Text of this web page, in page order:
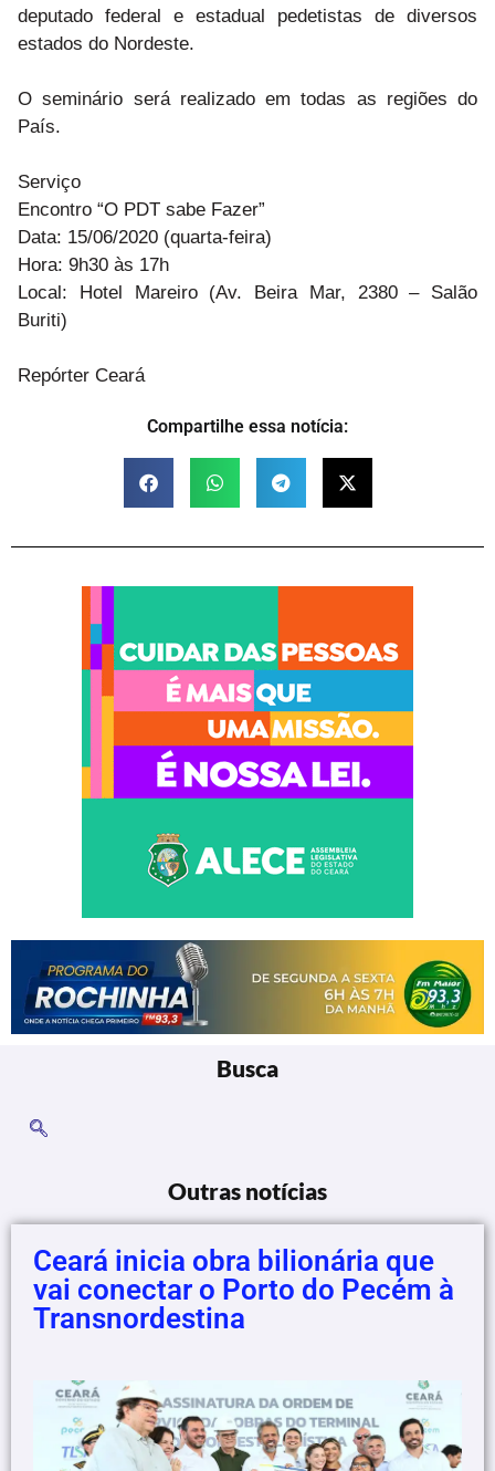
deputado federal e estadual pedetistas de diversos
estados do Nordeste.
O seminário será realizado em todas as regiões do
País.
Serviço
Encontro “O PDT sabe Fazer”
Data: 15/06/2020 (quarta-feira)
Hora: 9h30 às 17h
Local: Hotel Mareiro (Av. Beira Mar, 2380 – Salão
Buriti)
Repórter Ceará
Compartilhe essa notícia:
Busca
Outras notícias
Ceará inicia obra bilionária que
vai conectar o Porto do Pecém à
Transnordestina